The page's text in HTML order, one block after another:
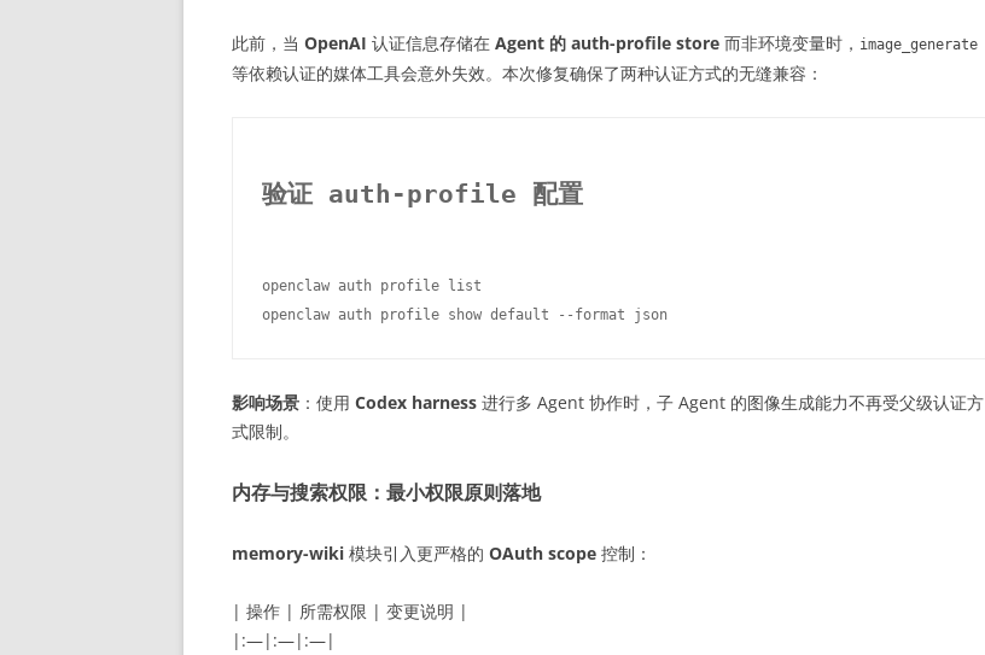
此前，当 OpenAI 认证信息存储在 Agent 的 auth-profile store 而非环境变量时， image_generate
等依赖认证的媒体工具会意外失效。本次修复确保了两种认证方式的无缝兼容：
验证 auth-profile 配置
openclaw auth profile list
影响场景 ：使用 Codex harness 进行多 Agent 协作时，子 Agent 的图像生成能力不再受父级认证方
式限制。
内存与搜索权限：最小权限原则落地
memory-wiki 模块引入更严格的 OAuth scope 控制：
| 操作 | 所需权限 | 变更说明 |
|:—|:—|:—|